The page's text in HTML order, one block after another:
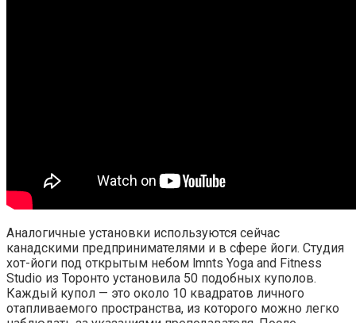
Аналогичные установки используются сейчас
канадскими предпринимателями и в сфере йоги. Студия
хот-йоги под открытым небом lmnts Yoga and Fitness
Studio из Торонто установила 50 подобных куполов.
Каждый купол — это около 10 квадратов личного
отапливаемого пространства, из которого можно легко